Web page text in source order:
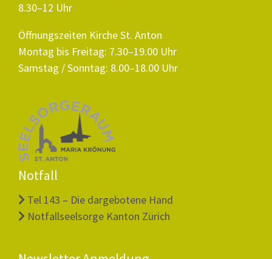
8.30–12 Uhr
Öffnungszeiten Kirche St. Anton
Montag bis Freitag: 7.30–19.00 Uhr
Samstag / Sonntag: 8.00–18.00 Uhr
Notfall
Tel 143 – Die dargebotene Hand
Notfallseelsorge Kanton Zürich